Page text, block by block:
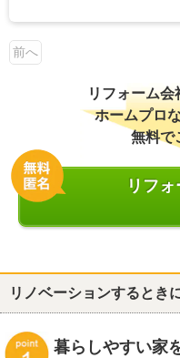
前へ
リフォーム会
ホームプロ
無料で
リフ
リノベーションするとき
暮らしやすい家